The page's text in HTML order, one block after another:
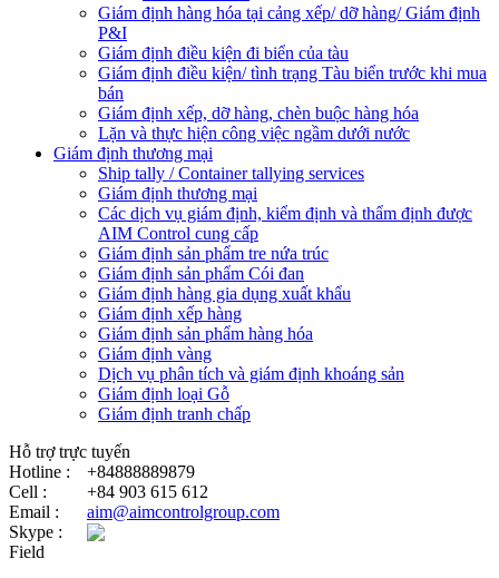
Giám định hàng hóa tại cảng xếp/ dỡ hàng/ Giám định
P&I
Giám định điều kiện đi biển của tàu
Giám định điều kiện/ tình trạng Tàu biển trước khi mua
bán
Giám định xếp, dỡ hàng, chèn buộc hàng hóa
Lặn và thực hiện công việc ngầm dưới nước
Giám định thương mại
Ship tally / Container tallying services
Giám định thương mại
Các dịch vụ giám định, kiểm định và thẩm định được
AIM Control cung cấp
Giám định sản phẩm tre nứa trúc
Giám định sản phẩm Cói đan
Giám định hàng gia dụng xuất khẩu
Giám định xếp hàng
Giám định sản phẩm hàng hóa
Giám định vàng
Dịch vụ phân tích và giám định khoáng sản
Giám định loại Gỗ
Giám định tranh chấp
Hỗ trợ trực tuyến
Hotline :
+84888889879
Cell :
+84 903 615 612
Email :
aim@aimcontrolgroup.com
Skype :
Field